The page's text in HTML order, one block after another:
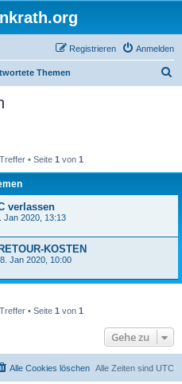
Anmelden
Registrieren
Themen
• Seite 1 von 1
verlassen
Jan 2020, 13:13
KOSTEN
Jan 2020, 10:00
• Seite 1 von 1
Gehe zu
Alle Zeiten sind UTC
Alle Cookies löschen